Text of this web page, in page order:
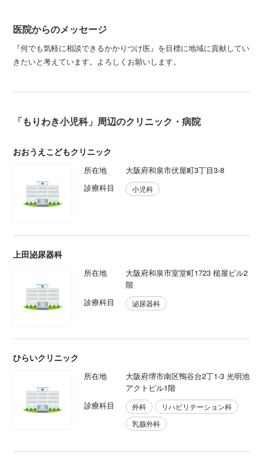
医院からのメッセージ
『何でも気軽に相談できるかかりつけ医』を目標に地域に貢献してい
きたいと考えています。よろしくお願いします。
「もりわき小児科」周辺のクリニック・病院
おおうえこどもクリニック
所在地
大阪府和泉市伏屋町3丁目3-8
診療科目
小児科
上田泌尿器科
所在地
大阪府和泉市室堂町1723 槌屋ビル2
階
診療科目
泌尿器科
ひらいクリニック
所在地
大阪府堺市南区鴨谷台2丁1-3 光明池
アクトビル1階
診療科目
外科
リハビリテーション科
乳腺外科